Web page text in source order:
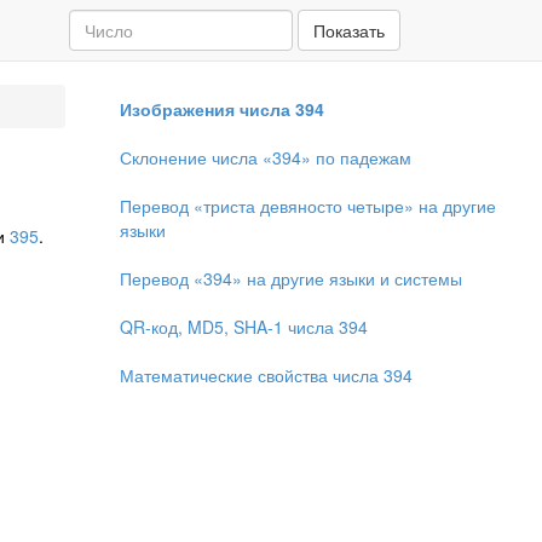
Показать
395.
Изображения числа 394
Склонение числа «394» по падежам
Перевод «триста девяносто четыре» на другие
языки
Перевод «394» на другие языки и системы
QR-код, MD5, SHA-1 числа 394
Математические свойства числа 394